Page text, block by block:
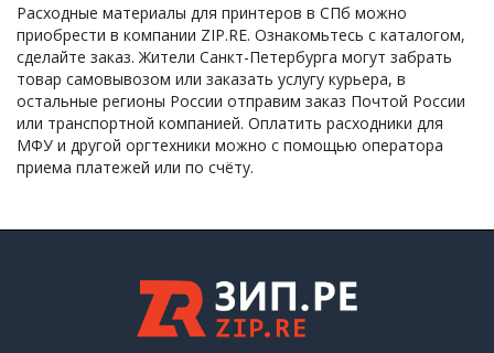
Расходные материалы для принтеров в СПб можно
приобрести в компании ZIP.RE. Ознакомьтесь с каталогом,
сделайте заказ. Жители Санкт-Петербурга могут забрать
товар самовывозом или заказать услугу курьера, в
остальные регионы России отправим заказ Почтой России
или транспортной компанией. Оплатить расходники для
МФУ и другой оргтехники можно с помощью оператора
приема платежей или по счёту.